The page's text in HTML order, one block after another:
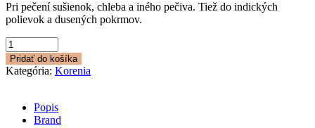
Pri pečení sušienok, chleba a iného pečiva. Tiež do indických
polievok a dusených pokrmov.
množstvo
Aníz
plod
Pridať do košíka
Kategória: Korenia
Popis
Brand